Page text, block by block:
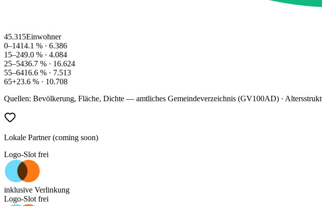
45.315Einwohner
0–1414.1 % · 6.386
15–249.0 % · 4.084
25–5436.7 % · 16.624
55–6416.6 % · 7.513
65+23.6 % · 10.708
Quellen: Bevölkerung, Fläche, Dichte — amtliches Gemeindeverzeichnis (GV100AD) ·
Lokale Partner (coming soon)
Logo-Slot frei
inklusive Verlinkung
Logo-Slot frei